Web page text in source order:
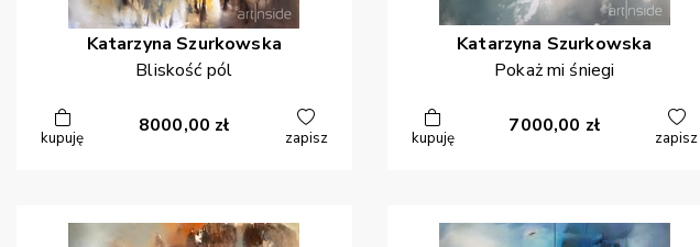
Katarzyna Szurkowska
Bliskość pól
kupuję
8000,00 zł
zapisz
Katarzyna Szurkowska
Pokaż mi śniegi
kupuję
7000,00 zł
zapisz